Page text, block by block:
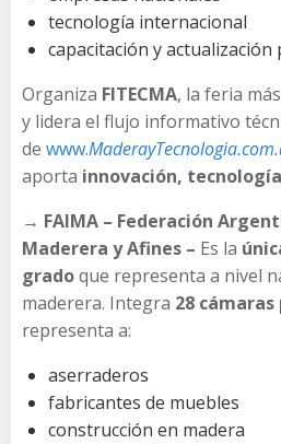
tecnología internacional
capacitación y actualización
Organiza FITECMA, la feria
y lidera el flujo informativo
de www.
aporta innovación,
→ FAIMA – Federación
Maderera y Afines – Es la
gradoque representa a nivel
maderera. Integra 28
representa a:
aserraderos
fabricantes de muebles
construcción en madera